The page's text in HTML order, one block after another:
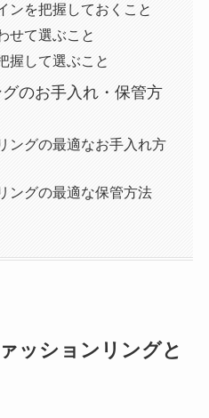
ンを把握しておくこと
せて選ぶこと
握して選ぶこと
のお手入れ・保管方
ングの最適なお手入れ方
ングの最適な保管方法
ッションリングと